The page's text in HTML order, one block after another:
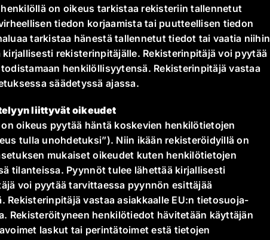
on oikeus tarkistaa rekisteriin tallennetut
tiedon korjaamista tai puutteellisen tiedon
tarkistaa hänestä tallennetut tiedot tai vaatia niihin
rekisterinpitäjälle. Rekisterinpitäjä voi pyytää
henkilöllisyytensä. Rekisterinpitäjä vastaa
säädetyssä ajassa.
liittyvät oikeudet
oikeus pyytää häntä koskevien henkilötietojen
tulla unohdetuksi”). Niin ikään rekisteröidyillä on
mukaiset oikeudet kuten henkilötietojen
tilanteissa. Pyynnöt tulee lähettää kirjallisesti
voi pyytää tarvittaessa pyynnön esittäjää
Rekisterinpitäjä vastaa asiakkaalle EU:n tietosuoja-
Rekisteröityneen henkilötiedot hävitetään käyttäjän
laskut tai perintätoimet estä tietojen